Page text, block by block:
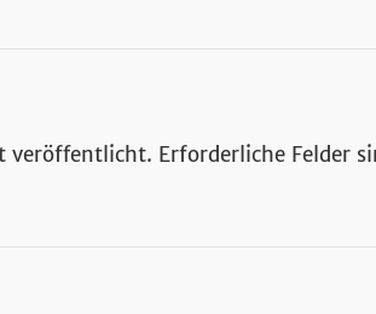
veröffentlicht. Erforderliche Felder